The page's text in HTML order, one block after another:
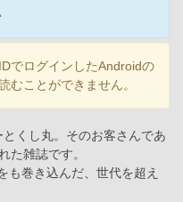
でログインしたAndroidの
むことができません。
くし丸。そのお客さんであ
た雑誌です。
も巻き込んだ、世代を超え